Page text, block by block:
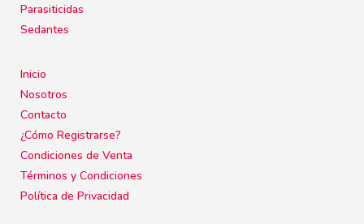
Parasiticidas
Sedantes
Inicio
Nosotros
Contacto
¿Cómo Registrarse?
Condiciones de Venta
Términos y Condiciones
Política de Privacidad